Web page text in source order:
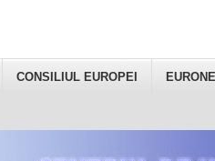
CONSILIUL EUROPEI